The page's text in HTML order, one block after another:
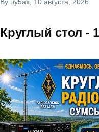
By uy5ax, 10 августа, 2026
Круглый стол -